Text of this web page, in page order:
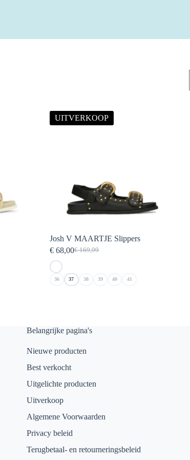
UITVERKOOP
Josh V MAARTJE Slippers
€169,99
Oorspronkelijke
was:
€ 169,99.
€ 68,00Huidige
is:
€ 68,00.
36 37 38 39 40 41
Belangrijke pagina's
Nieuwe producten
Best verkocht
Uitgelichte producten
Uitverkoop
Algemene Voorwaarden
Privacy beleid
Terugbetaal- en retourneringsbeleid